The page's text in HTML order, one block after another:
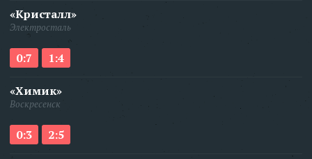
«Кристалл»
Электросталь
0:7 1:4
«Химик»
Воскресенск
0:3 2:5